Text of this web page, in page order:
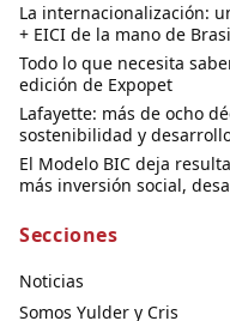
La internacionalización:
+ EICI de la mano de
Todo lo que necesita
edición de Expopet
Lafayette: más de ocho
sostenibilidad y
El Modelo BIC deja
más inversión social,
Secciones
Noticias
Somos Yulder y Cris